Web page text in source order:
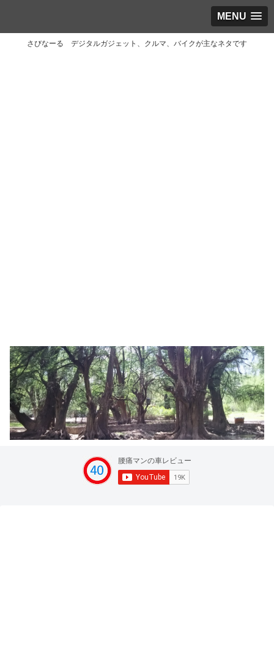
MENU
さびなーる デジタルガジェット、クルマ、バイクが主なネタです